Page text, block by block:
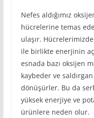
Nefes aldığımız
hücrelerine temas
ulaşır.
ile birlikte enerjinin
esnada bazı oksijen
kaybeder ve
dönüşürler. Bu da
yüksek enerjiye ve
ürünlere neden olur.